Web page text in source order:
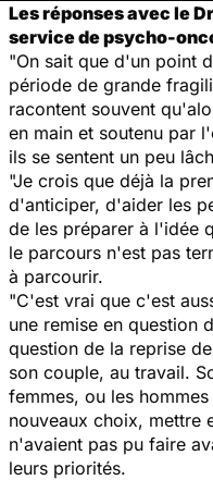
Les réponses avec le
service de psycho-
"On sait que d'un point
période de grande
racontent souvent
en main et soutenu par
ils se sentent un peu
"Je crois que déjà la
d'anticiper, d'aider les
de les préparer à l'idée
le parcours n'est pas
à parcourir.
"C'est vrai que c'est
une remise en question
question de la reprise
son couple, au travail.
femmes, ou les
nouveaux choix, mettre
n'avaient pas pu faire
leurs priorités.